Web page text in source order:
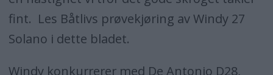
fint. Les Båtlivs prøvekjøring av Windy 27
Solano i dette bladet.
Windy konkurrerer med De Antonio D28,